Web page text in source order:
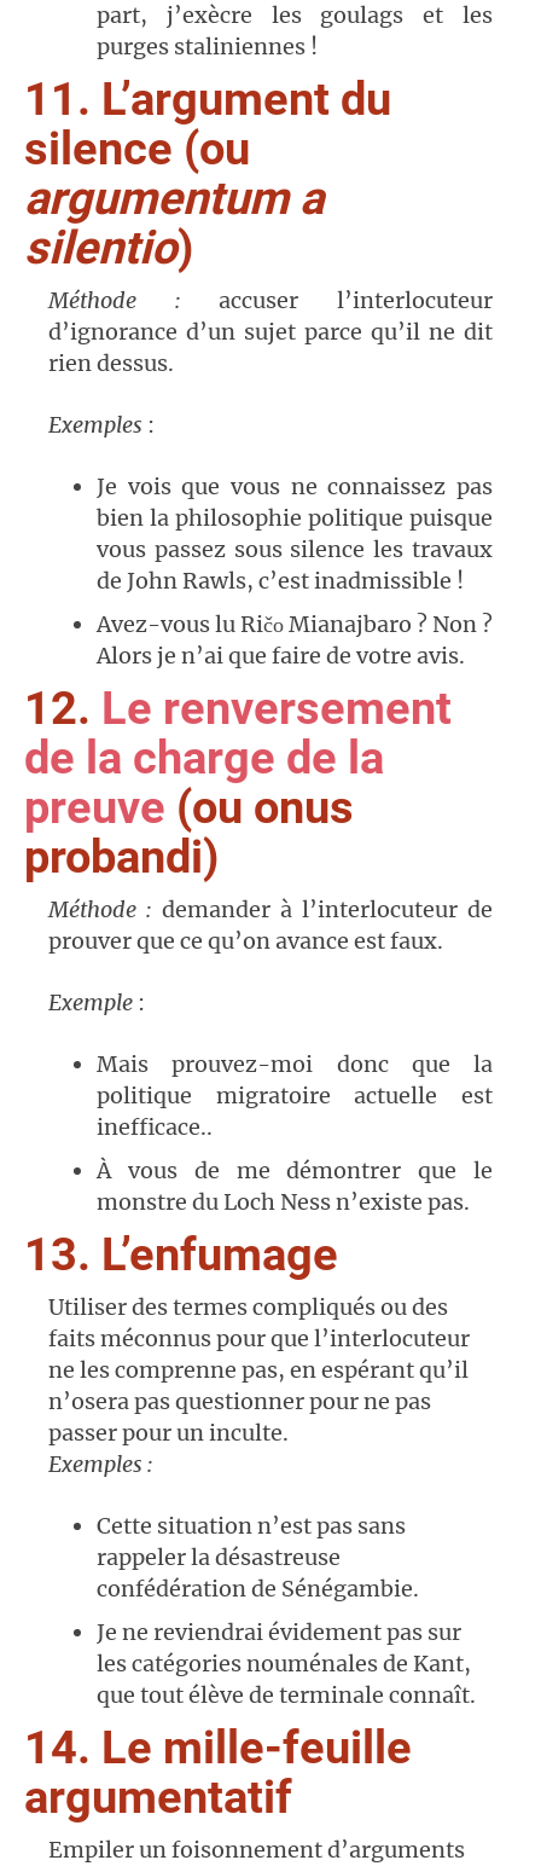
part, j’exècre les goulags et les
purges staliniennes !
11. L’argument du
silence (ou
argumentum a
silentio)
Méthode :accuser l’interlocuteur
d’ignorance d’un sujet parce qu’il ne dit
rien dessus.
Exemples :
Je vois que vous ne connaissez pas
bien la philosophie politique puisque
vous passez sous silence les travaux
de John Rawls, c’est inadmissible !
Avez-vous lu Ričo Mianajbaro ? Non ?
Alors je n’ai que faire de votre avis.
12. Le renversement
de la charge de la
preuve (ou onus
probandi)
Méthode : demander à l’interlocuteur de
prouver que ce qu’on avance est faux.
Exemple :
Mais prouvez-moi donc que la
politique migratoire actuelle est
inefficace..
À vous de me démontrer que le
monstre du Loch Ness n’existe pas.
13. L’enfumage
Utiliser des termes compliqués ou des
faits méconnus pour que l’interlocuteur
ne les comprenne pas, en espérant qu’il
n’osera pas questionner pour ne pas
passer pour un inculte.
Exemples :
Cette situation n’est pas sans
rappeler la désastreuse
confédération de Sénégambie.
Je ne reviendrai évidement pas sur
les catégories nouménales de Kant,
que tout élève de terminale connaît.
14. Le mille-feuille
argumentatif
Empiler un foisonnement d’arguments